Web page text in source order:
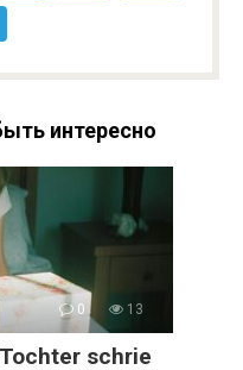
интересно
0 13
schrie